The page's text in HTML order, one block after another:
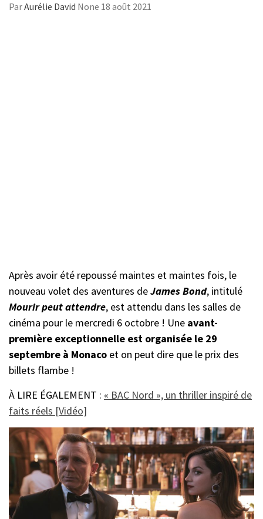
ParAurélie David None 18 août 2021
Après avoir été repoussé maintes et maintes fois, le
nouveau volet des aventures deJames Bond, intitulé
Mourir peut attendre, est attendu dans les salles de
cinéma pour le mercredi 6 octobre ! Une avant-
première exceptionnelle est organisée le 29
septembre à Monaco et on peut dire que le prix des
billets flambe !
À LIRE ÉGALEMENT : « BAC Nord », un thriller inspiré de
faits réels [Vidéo]